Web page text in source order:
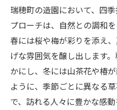
瑞穂町の造園において、四
プローチは、自然との調和
春には桜や梅が彩りを添え
げな雰囲気を醸し出します
かにし、冬には山茶花や椿
ように、季節ごとに異なる
で、訪れる人々に豊かな感